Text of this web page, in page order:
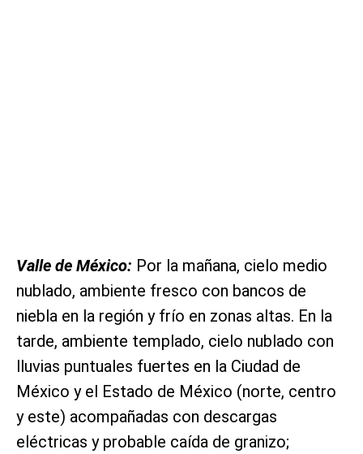
Valle de México: Por la mañana, cielo medio
nublado, ambiente fresco con bancos de
niebla en la región y frío en zonas altas. En la
tarde, ambiente templado, cielo nublado con
lluvias puntuales fuertes en la Ciudad de
México y el Estado de México (norte, centro
y este) acompañadas con descargas
eléctricas y probable caída de granizo;